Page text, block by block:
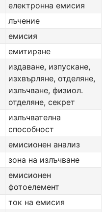
електронна емисия
лъчение
емисия
емитиране
издаване, изпускане,
изхвърляне, отделяне,
излъчване, физиол.
отделяне, секрет
излъчвателна
способност
емисионен анализ
зона на излъчване
емисионен
фотоелемент
ток на емисия